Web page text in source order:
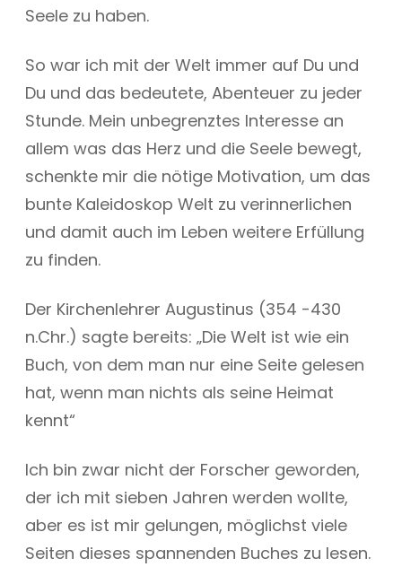
Seele zu haben.
So war ich mit der Welt immer auf Du und
Du und das bedeutete, Abenteuer zu jeder
Stunde. Mein unbegrenztes Interesse an
allem was das Herz und die Seele bewegt,
schenkte mir die nötige Motivation, um das
bunte Kaleidoskop Welt zu verinnerlichen
und damit auch im Leben weitere Erfüllung
zu finden.
Der Kirchenlehrer Augustinus (354 -430
n.Chr.) sagte bereits: „Die Welt ist wie ein
Buch, von dem man nur eine Seite gelesen
hat, wenn man nichts als seine Heimat
kennt“
Ich bin zwar nicht der Forscher geworden,
der ich mit sieben Jahren werden wollte,
aber es ist mir gelungen, möglichst viele
Seiten dieses spannenden Buches zu lesen.